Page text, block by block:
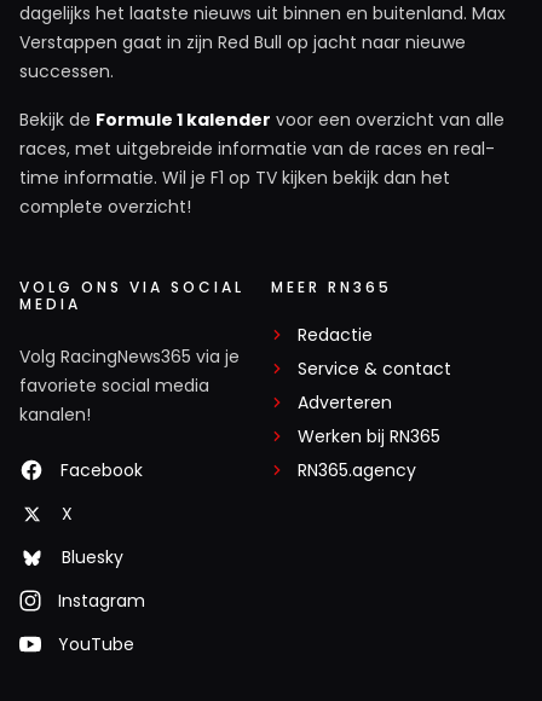
dagelijks het laatste nieuws uit binnen en buitenland. Max
Verstappen gaat in zijn Red Bull op jacht naar nieuwe
successen.
Bekijk de Formule 1 kalender voor een overzicht van alle
races, met uitgebreide informatie van de races en real-
time informatie. Wil je F1 op TV kijken bekijk dan het
complete overzicht!
VOLG ONS VIA SOCIAL
MEDIA
Volg RacingNews365 via je
favoriete social media
kanalen!
Facebook
X
Bluesky
Instagram
YouTube
MEER RN365
Redactie
Service & contact
Adverteren
Werken bij RN365
RN365.agency